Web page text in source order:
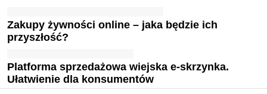
Zakupy żywności online – jaka będzie ich
przyszłość?
Platforma sprzedażowa wiejska e-skrzynka.
Ułatwienie dla konsumentów